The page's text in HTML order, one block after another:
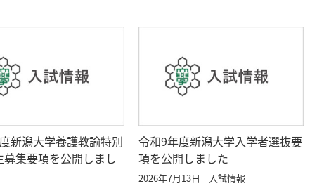
新潟大学養護教諭特別
募集要項を公開しまし
令和9年度新潟大学入学者選抜要
項を公開しました
2026年7月13日 入試情報